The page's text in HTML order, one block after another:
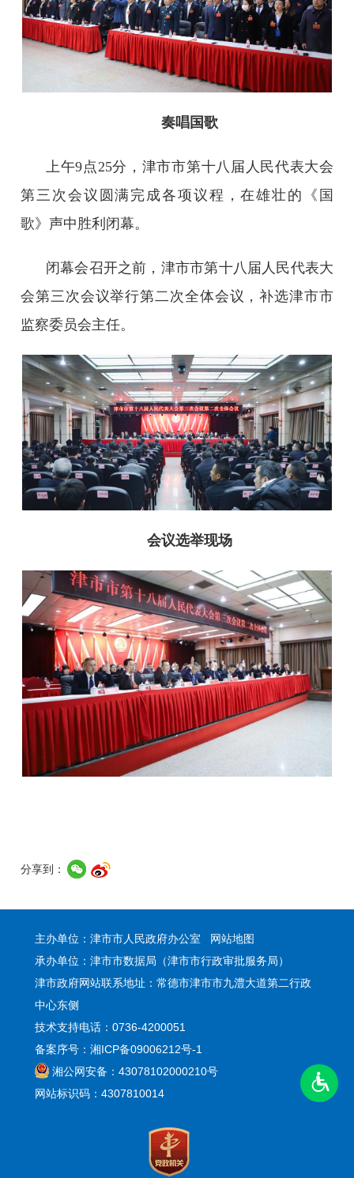
奏唱国歌
上午9点25分，津市市第十八届人民代表大会
第三次会议圆满完成各项议程，在雄壮的《国
歌》声中胜利闭幕。
闭幕会召开之前，津市市第十八届人民代表大
会第三次会议举行第二次全体会议，补选津市市
监察委员会主任。
会议选举现场
分享到：
主办单位：津市市人民政府办公室 网站地图
承办单位：津市市数据局（津市市行政审批服务局）
津市政府网站联系地址：常德市津市市九澧大道第二行政
中心东侧
技术支持电话：0736-4200051
备案序号：湘ICP备09006212号-1
湘公网安备：43078102000210号
网站标识码：4307810014